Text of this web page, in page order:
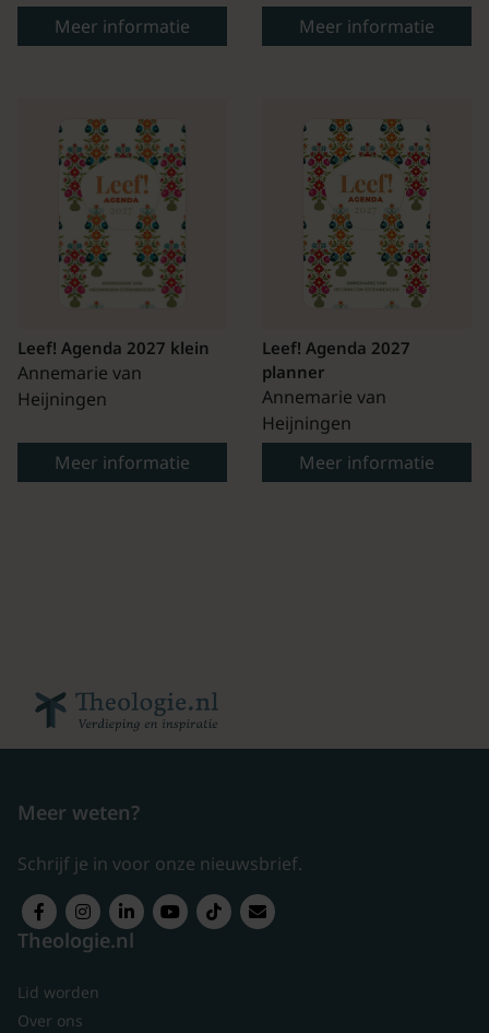
Meer informatie Meer informatie
Leef! Agenda 2027 klein
Annemarie van
Heijningen
Meer informatie
Leef! Agenda 2027
planner
Annemarie van
Heijningen
Meer informatie
Meer weten?
Schrijf je in voor onze nieuwsbrief.
Theologie.nl
Lid worden
Over ons